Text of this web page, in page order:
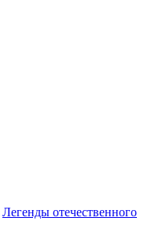
Легенды отечественного